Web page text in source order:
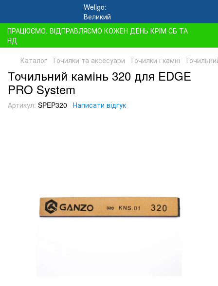
ПРАЦЮЄМО. ВІДПРАВЛЯЄМО КОЖЕН ДЕНЬ КРІМ СБ ТА
НД
Каталог Точилки та аксесуари Точилки і камні
Точильний камінь 320 для EDGE
PRO System
Артикул: SPEP320 Написати відгук